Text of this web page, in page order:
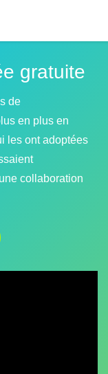
gratuite
de
en plus en
les ont adoptées
collaboration